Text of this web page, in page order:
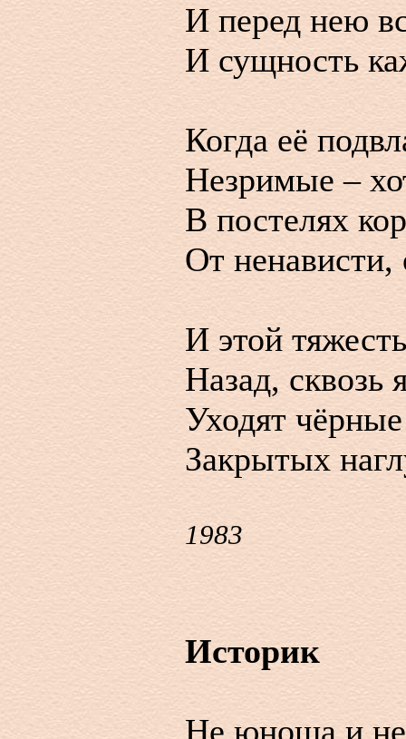
И перед нею
И сущность
Когда её
Незримые –
В постелях
От
И этой
Назад, сквозь
Уходят
Закрытых
1983
Историк
Не юноша и не